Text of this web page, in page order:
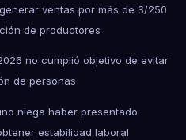
ventas por más de S/250
de productores
no cumplió objetivo de evitar
de personas
niega haber presentado
estabilidad laboral